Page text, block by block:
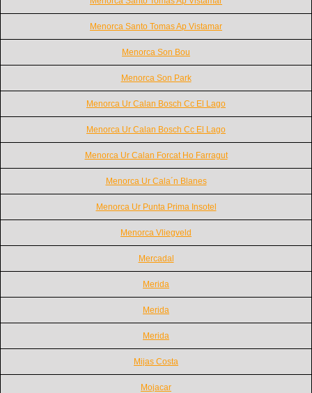
Menorca Santo Tomas Ap Vistamar
Menorca Son Bou
Menorca Son Park
Menorca Ur Calan Bosch Cc El Lago
Menorca Ur Calan Bosch Cc El Lago
Menorca Ur Calan Forcat Ho Farragut
Menorca Ur Cala´n Blanes
Menorca Ur Punta Prima Insotel
Menorca Vliegveld
Mercadal
Merida
Merida
Merida
Mijas Costa
Mojacar